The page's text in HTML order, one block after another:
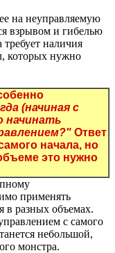
на неуправляемую
взрывом и гибелью
наличия
которых нужно
(начиная с
начинать
Ответ
начала, но
это нужно
применять
в разных объемах.
с самого
небольшой,
монстра.